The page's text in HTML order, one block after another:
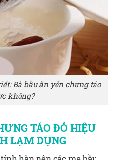
Bà bầu ăn yến chưng táo
không?
TÁO ĐỎ HIỆU
LẠM DỤNG